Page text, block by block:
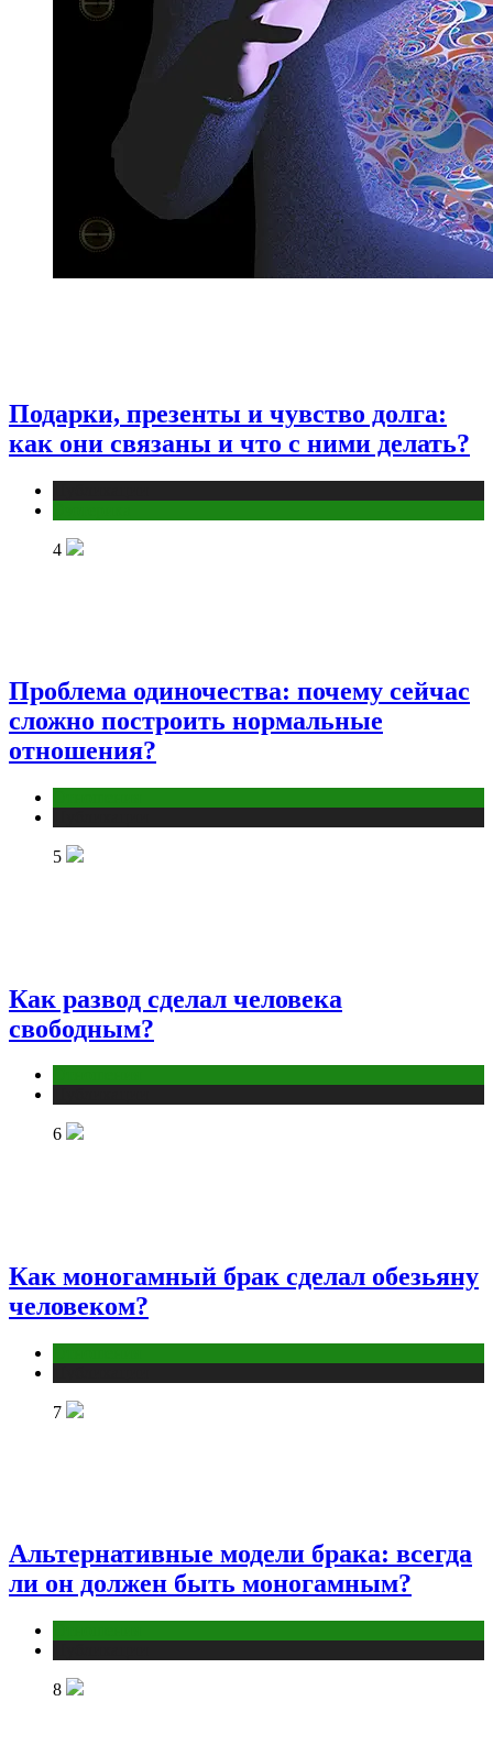
Подарки, презенты и чувство долга:
как они связаны и что с ними делать?
4
Проблема одиночества: почему сейчас
сложно построить нормальные
отношения?
5
Как развод сделал человека
свободным?
6
Как моногамный брак сделал обезьяну
человеком?
7
Альтернативные модели брака: всегда
ли он должен быть моногамным?
8